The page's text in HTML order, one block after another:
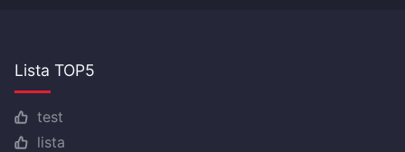
Lista TOP5
test
lista